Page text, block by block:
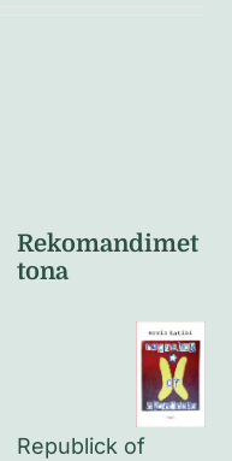
Politikat e kthimeve
Politikat e privatësisë
Kontakt
Rekomandimet
tona
Republick of